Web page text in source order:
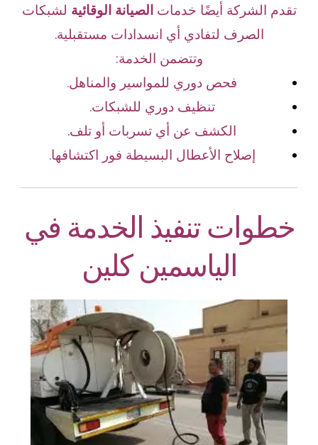
تقدم الشركة أيضًا خدماتالصيانة الوقائية لشبكات
الصرف لتفادي أي انسدادات مستقبلية.
وتتضمن الخدمة:
فحص دوري للمواسير والمناهل.
تنظيف دوري للشبكات.
الكشف عن أي تسربات أو تلف.
إصلاح الأعطال البسيطة فور اكتشافها.
خطوات تنفيذ الخدمة في
الياسمين كلين